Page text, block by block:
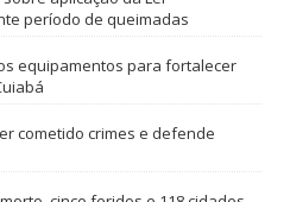
período de queimadas
equipamentos para fortalecer
cometido crimes e defende